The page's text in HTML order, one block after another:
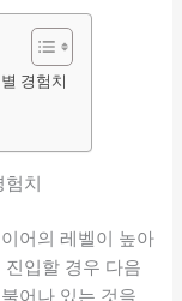
경험치
험치
어의 레벨이 높아
입할 경우 다음
어나 있는 것을